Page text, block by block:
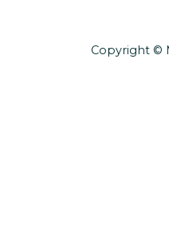
Copyright ©